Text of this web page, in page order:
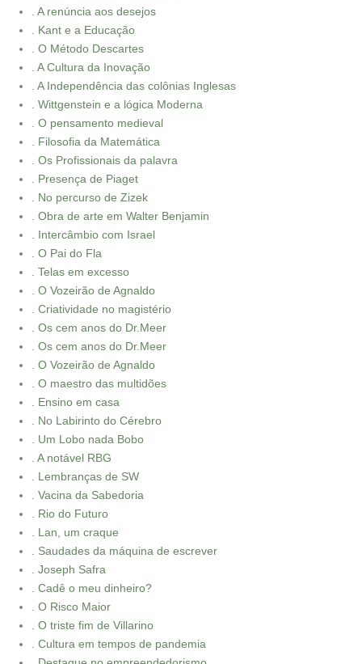
. A renúncia aos desejos
. Kant e a Educação
. O Método Descartes
. A Cultura da Inovação
. A Independência das colônias Inglesas
. Wittgenstein e a lógica Moderna
. O pensamento medieval
. Filosofia da Matemática
. Os Profissionais da palavra
. Presença de Piaget
. No percurso de Zizek
. Obra de arte em Walter Benjamin
. Intercâmbio com Israel
. O Pai do Fla
. Telas em excesso
. O Vozeirão de Agnaldo
. Criatividade no magistério
. Os cem anos do Dr.Meer
. Os cem anos do Dr.Meer
. O Vozeirão de Agnaldo
. O maestro das multidões
. Ensino em casa
. No Labirinto do Cérebro
. Um Lobo nada Bobo
. A notável RBG
. Lembranças de SW
. Vacina da Sabedoria
. Rio do Futuro
. Lan, um craque
. Saudades da máquina de escrever
. Joseph Safra
. Cadê o meu dinheiro?
. O Risco Maior
. O triste fim de Villarino
. Cultura em tempos de pandemia